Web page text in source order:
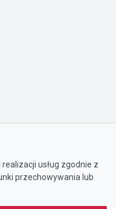
usług zgodnie z
przechowywania lub